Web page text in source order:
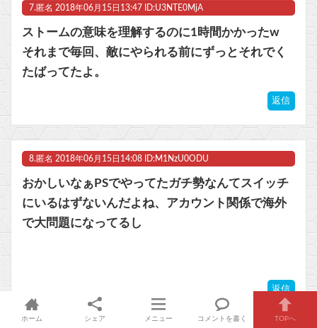
7. 匿名 2018年06月15日13:47 ID:U3NTE0MjA
ストームの意味を理解するのに1時間かかったw
それまで毎回、敵にやられる前にずっとそれでく
たばってたよ。
返信
8. 匿名 2018年06月15日14:08 ID:M1NzU0ODU
おかしいなぁPSでやってたガチ勢なんてスイッチ
にいるはずないんだよね、アカウント関係で海外
で大問題になってるし
返信
このコメントへの反応（1レス）：
ホーム シェア メニュー コメントを書く TOPへ